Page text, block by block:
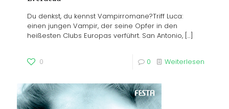
Du denkst, du kennst Vampirromane?Triff Luca:
einen jungen Vampir, der seine Opfer in den
heißesten Clubs Europas verführt. San Antonio, […]
0 0 Weiterlesen